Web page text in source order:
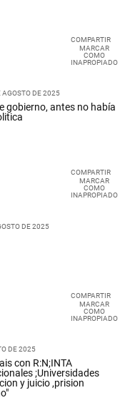
COMPARTIR
MARCAR
COMO
INAPROPIADO
AGOSTO DE 2025
gobierno, antes no había
COMPARTIR
MARCAR
COMO
INAPROPIADO
DE 2025
COMPARTIR
MARCAR
COMO
INAPROPIADO
DE 2025
con R:N;INTA
;Universidades
y juicio ,prision